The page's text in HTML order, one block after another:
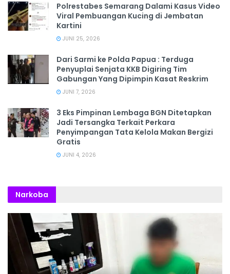
Polrestabes Semarang Dalami Kasus Video
Viral Pembuangan Kucing di Jembatan
Kartini
JUNI 25, 2026
Dari Sarmi ke Polda Papua : Terduga
Penyuplai Senjata KKB Digiring Tim
Gabungan Yang Dipimpin Kasat Reskrim
JUNI 7, 2026
3 Eks Pimpinan Lembaga BGN Ditetapkan
Jadi Tersangka Terkait Perkara
Penyimpangan Tata Kelola Makan Bergizi
Gratis
JUNI 4, 2026
Narkoba